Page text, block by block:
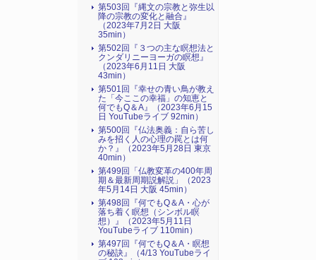
第503回『縄文の宗教と弥生以
降の宗教の変化と融合』
（2023年7月2日 大阪
35min）
第502回『３つの主な瞑想法と
クンダリニーヨーガの瞑想』
（2023年6月11日 大阪
43min）
第501回『幸せの青い鳥が教え
た「今ここの幸福」の知恵と
何でもQ＆A』（2023年6月15
日 YouTubeライブ 92min）
第500回『仏法奥義：自ら苦し
みを招く人の心理の罠とは何
か？』（2023年5月28日 東京
40min）
第499回「仏教変革の400年周
期＆最新周期説解説」（2023
年5月14日 大阪 45min）
第498回『何でもQ＆A・心が
落ち着く瞑想（シンボル瞑
想）』（2023年5月11日
YouTubeライブ 110min）
第497回『何でもQ＆A・瞑想
の秘訣』（4/13 YouTubeライ